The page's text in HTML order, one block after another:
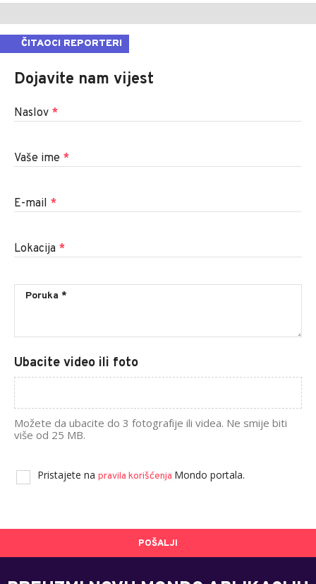
ČITAOCI REPORTERI
Dojavite nam vijest
Naslov *
Vaše ime *
E-mail *
Lokacija *
Ubacite video ili foto
Možete da ubacite do 3 fotografije ili videa. Ne smije biti
više od 25 MB.
Pristajete na pravila korišćenja Mondo portala.
POŠALJI